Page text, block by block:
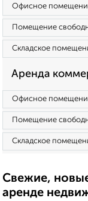
Офисное
Помещение
Складское
Аренда
Офисное
Помещение
Складское
Свежие,
аренде